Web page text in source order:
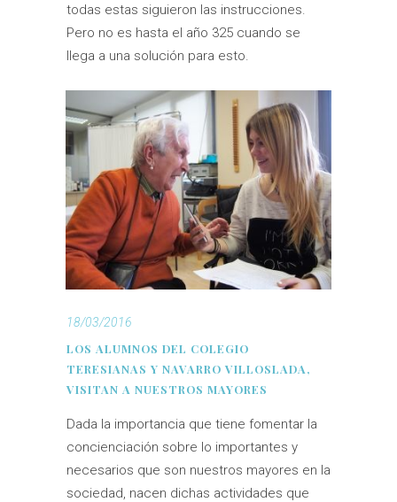
todas estas siguieron las instrucciones.
Pero no es hasta el año 325 cuando se
llega a una solución para esto.
18/03/2016
LOS ALUMNOS DEL COLEGIO
TERESIANAS Y NAVARRO VILLOSLADA,
VISITAN A NUESTROS MAYORES
Dada la importancia que tiene fomentar la
concienciación sobre lo importantes y
necesarios que son nuestros mayores en la
sociedad, nacen dichas actividades que